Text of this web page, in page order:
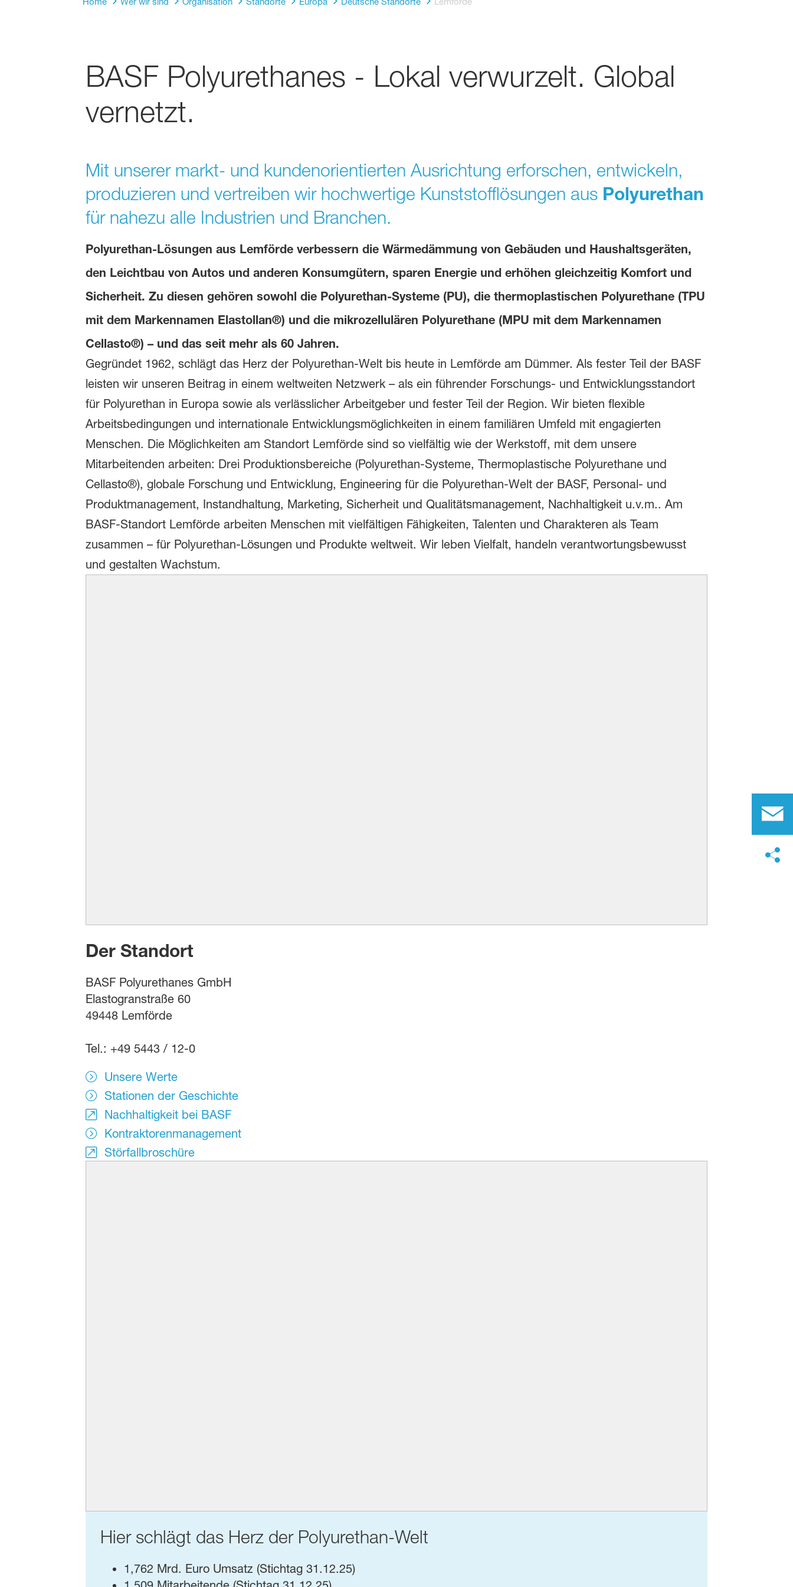
BASF Polyurethanes - Lokal verwurzelt. Global
vernetzt.
Mit unserer markt- und kundenorientierten Ausrichtung erforschen, entwickeln,
produzieren und vertreiben wir hochwertige Kunststofflösungen aus Polyurethan
für nahezu alle Industrien und Branchen.
Polyurethan-Lösungen aus Lemförde verbessern die Wärmedämmung von Gebäuden und Haushaltsgeräten,
den Leichtbau von Autos und anderen Konsumgütern, sparen Energie und erhöhen gleichzeitig Komfort und
Sicherheit. Zu diesen gehören sowohl die Polyurethan-Systeme (PU), die thermoplastischen Polyurethane (TPU
mit dem Markennamen Elastollan®) und die mikrozellulären Polyurethane (MPU mit dem Markennamen
Cellasto®) – und das seit mehr als 60 Jahren.
Gegründet 1962, schlägt das Herz der Polyurethan-Welt bis heute in Lemförde am Dümmer. Als fester Teil der BASF
leisten wir unseren Beitrag in einem weltweiten Netzwerk – als ein führender Forschungs- und Entwicklungsstandort
für Polyurethan in Europa sowie als verlässlicher Arbeitgeber und fester Teil der Region. Wir bieten flexible
Arbeitsbedingungen und internationale Entwicklungsmöglichkeiten in einem familiären Umfeld mit engagierten
Menschen. Die Möglichkeiten am Standort Lemförde sind so vielfältig wie der Werkstoff, mit dem unsere
Mitarbeitenden arbeiten: Drei Produktionsbereiche (Polyurethan-Systeme, Thermoplastische Polyurethane und
Cellasto®), globale Forschung und Entwicklung, Engineering für die Polyurethan-Welt der BASF, Personal- und
Produktmanagement, Instandhaltung, Marketing, Sicherheit und Qualitätsmanagement, Nachhaltigkeit u.v.m.. Am
BASF-Standort Lemförde arbeiten Menschen mit vielfältigen Fähigkeiten, Talenten und Charakteren als Team
zusammen – für Polyurethan-Lösungen und Produkte weltweit. Wir leben Vielfalt, handeln verantwortungsbewusst
und gestalten Wachstum.
Der Standort
BASF Polyurethanes GmbH
Elastogranstraße 60
49448 Lemförde
Tel.: +49 5443 / 12-0
Unsere Werte
Stationen der Geschichte
Nachhaltigkeit bei BASF
Kontraktorenmanagement
Störfallbroschüre
Hier schlägt das Herz der Polyurethan-Welt
1,762 Mrd. Euro Umsatz (Stichtag 31.12.25)